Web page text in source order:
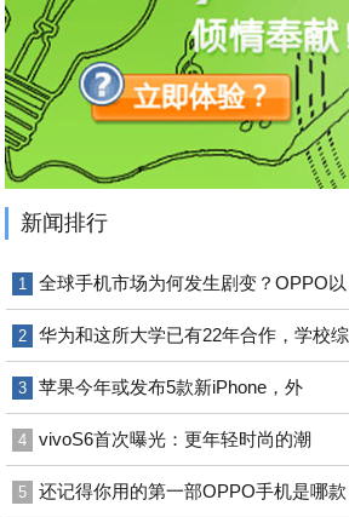
新闻排行
1 全球手机市场为何发生剧变？OPPO以
2 华为和这所大学已有22年合作，学校综
3 苹果今年或发布5款新iPhone，外
4 vivoS6首次曝光：更年轻时尚的潮
5 还记得你用的第一部OPPO手机是哪款